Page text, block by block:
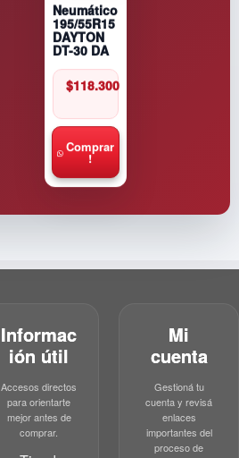
Neumático
195/55R15
DAYTON
DT-30 DA
$118.300
Comprar
!
Informac
ión útil
Accesos directos
para orientarte
mejor antes de
comprar.
Mi
cuenta
Gestioná tu
cuenta y revisá
enlaces
importantes del
proceso de